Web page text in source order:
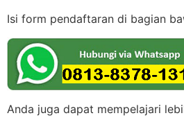
Isi form pendaftaran di bagian
Anda juga dapat mempelajari